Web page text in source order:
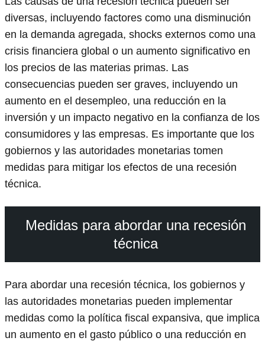
diversas, incluyendo factores como una disminución
en la demanda agregada, shocks externos como una
crisis financiera global o un aumento significativo en
los precios de las materias primas. Las
consecuencias pueden ser graves, incluyendo un
aumento en el desempleo, una reducción en la
inversión y un impacto negativo en la confianza de los
consumidores y las empresas. Es importante que los
gobiernos y las autoridades monetarias tomen
medidas para mitigar los efectos de una recesión
técnica.
Medidas para abordar una recesión
técnica
Para abordar una recesión técnica, los gobiernos y
las autoridades monetarias pueden implementar
medidas como la política fiscal expansiva, que implica
un aumento en el gasto público o una reducción en